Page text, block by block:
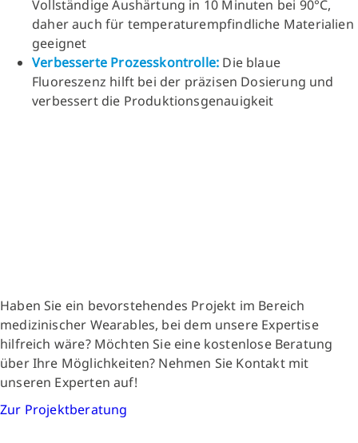
Vollständige Aushärtung in 10 Minuten bei 90°C,
daher auch für temperaturempfindliche Materialien
geeignet
Verbesserte Prozesskontrolle: Die blaue
Fluoreszenz hilft bei der präzisen Dosierung und
verbessert die Produktionsgenauigkeit
Haben Sie ein bevorstehendes Projekt im Bereich
medizinischer Wearables, bei dem unsere Expertise
hilfreich wäre? Möchten Sie eine kostenlose Beratung
über Ihre Möglichkeiten? Nehmen Sie Kontakt mit
unseren Experten auf!
Zur Projektberatung